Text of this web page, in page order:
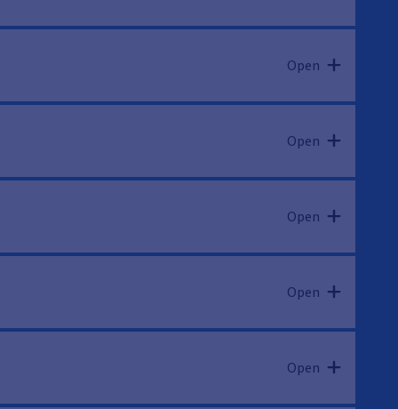
Open
Open
Open
Open
Open